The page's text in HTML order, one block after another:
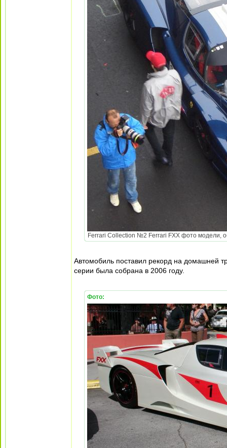
Ferrari Collection №2 Ferrari FXX фото модели,
Автомобиль поставил рекорд на домашней
серии была собрана в 2006 году.
Фото: